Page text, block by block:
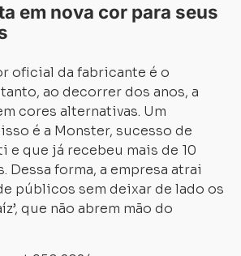
em nova cor para seus
oficial da fabricante é o
ao decorrer dos anos, a
cores alternativas. Um
é a Monster, sucesso de
e que já recebeu mais de 10
Dessa forma, a empresa atrai
públicos sem deixar de lado os
que não abrem mão do